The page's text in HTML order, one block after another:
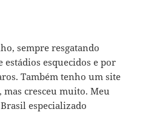
sempre resgatando
estádios esquecidos e por
Também tenho um site
cresceu muito. Meu
especializado